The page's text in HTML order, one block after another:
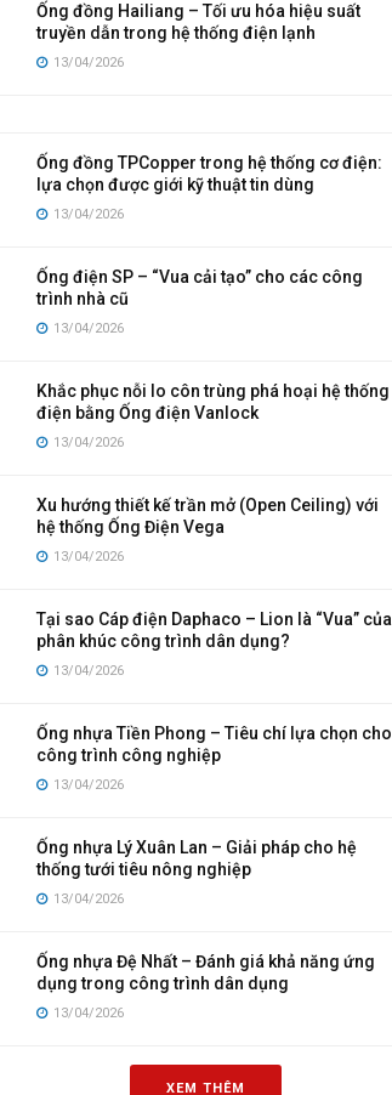
Ống đồng Hailiang – Tối ưu hóa hiệu suất
truyền dẫn trong hệ thống điện lạnh
13/04/2026
Ống đồng TPCopper trong hệ thống cơ điện:
lựa chọn được giới kỹ thuật tin dùng
13/04/2026
Ống điện SP – “Vua cải tạo” cho các công
trình nhà cũ
13/04/2026
Khắc phục nỗi lo côn trùng phá hoại hệ thống
điện bằng Ống điện Vanlock
13/04/2026
Xu hướng thiết kế trần mở (Open Ceiling) với
hệ thống Ống Điện Vega
13/04/2026
Tại sao Cáp điện Daphaco – Lion là “Vua” của
phân khúc công trình dân dụng?
13/04/2026
Ống nhựa Tiền Phong – Tiêu chí lựa chọn cho
công trình công nghiệp
13/04/2026
Ống nhựa Lý Xuân Lan – Giải pháp cho hệ
thống tưới tiêu nông nghiệp
13/04/2026
Ống nhựa Đệ Nhất – Đánh giá khả năng ứng
dụng trong công trình dân dụng
13/04/2026
XEM THÊM